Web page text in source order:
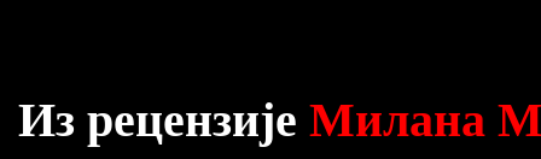
Из рецензијеМилана